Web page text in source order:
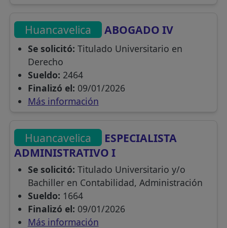
Huancavelica ABOGADO IV
Se solicitó: Titulado Universitario en
Derecho
Sueldo: 2464
Finalizó el: 09/01/2026
Más información
Huancavelica
ESPECIALISTA
ADMINISTRATIVO I
Se solicitó: Titulado Universitario y/o
Bachiller en Contabilidad, Administración
Sueldo: 1664
Finalizó el: 09/01/2026
Más información